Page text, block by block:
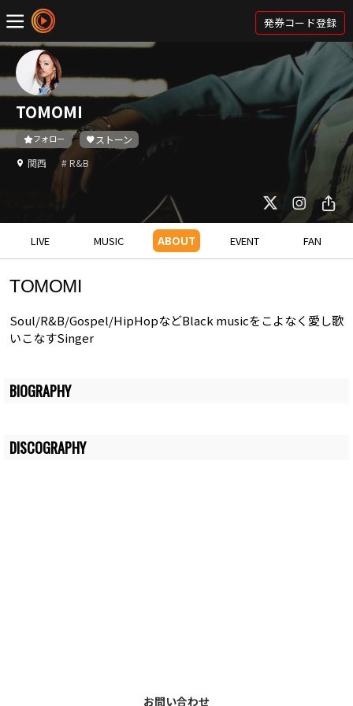
発券コード登録
TOMOMI
フォロー
ストーン
関西
# R&B
LIVE MUSIC ABOUT EVENT FAN
TOMOMI
Soul/R&B/Gospel/HipHopなどBlack musicをこよなく愛し歌
いこなすSinger
BIOGRAPHY
DISCOGRAPHY
お問い合わせ